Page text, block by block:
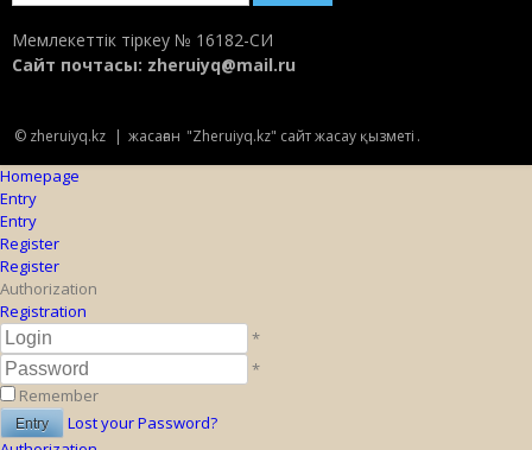
Мемлекеттік тіркеу № 16182-СИ
Сайт почтасы: zheruiyq@mail.ru
© zheruiyq.kz | жасаған "Zheruiyq.kz" сайт жасау қызметі .
Homepage
Entry
Entry
Register
Register
Authorization
Registration
*
*
Remember
Lost your Password?